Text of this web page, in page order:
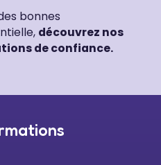
bonnes
découvrez nos
de confiance.